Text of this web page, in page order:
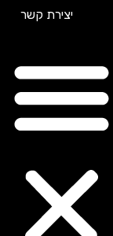
יצירת קשר